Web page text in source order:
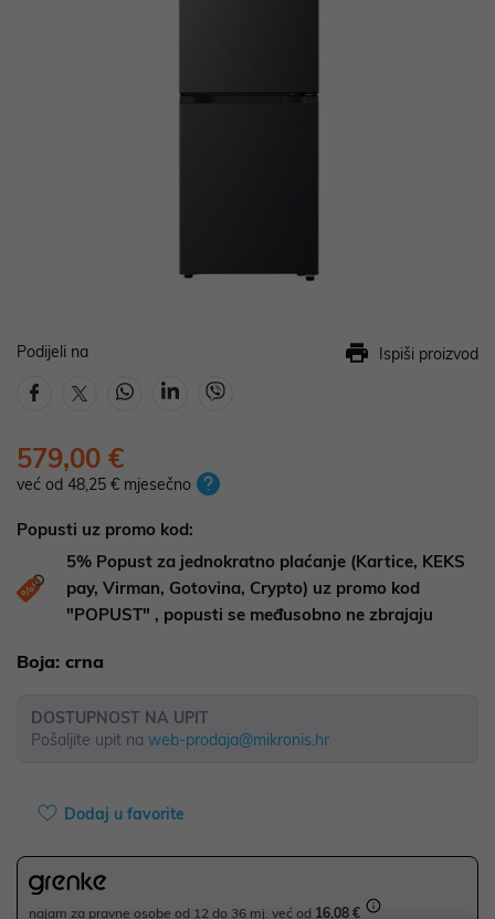
Podijeli na Ispiši proizvod
579,00 €
već od 48,25 € mjesečno
Popusti uz promo kod:
5% Popust za jednokratno plaćanje (Kartice, KEKS
pay, Virman, Gotovina, Crypto) uz promo kod
"POPUST" , popusti se međusobno ne zbrajaju
Boja: crna
DOSTUPNOST NA UPIT
Pošaljite upit na web-prodaja@mikronis.hr
Dodaj u favorite
najam za pravne osobe od 12 do 36 mj. već od 16,08 €